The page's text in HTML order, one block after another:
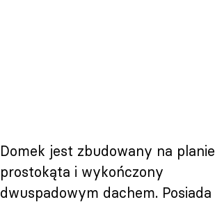
Domek jest zbudowany na planie
prostokąta i wykończony
dwuspadowym dachem. Posiada